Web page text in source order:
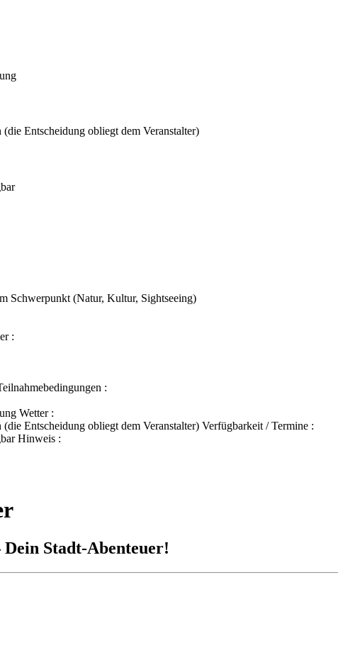
Entscheidung obliegt dem Veranstalter)
Schwerpunkt (Natur, Kultur, Sightseeing)
:
:
Wetter :
Entscheidung obliegt dem Veranstalter) Verfügbarkeit / Termine :
Hinweis :
Stadt-Abenteuer!